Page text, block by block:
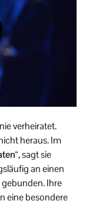
verheiratet.
heraus. Im
, sagt sie
an einen
Ihre
eine besondere